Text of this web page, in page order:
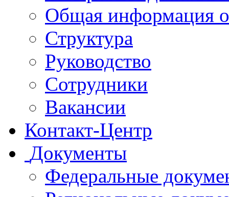
Общая
Структура
Руководство
Сотрудники
Вакансии
Контакт-Центр
Документы
Федеральные